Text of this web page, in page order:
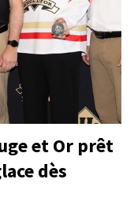
et Or prêt
dès